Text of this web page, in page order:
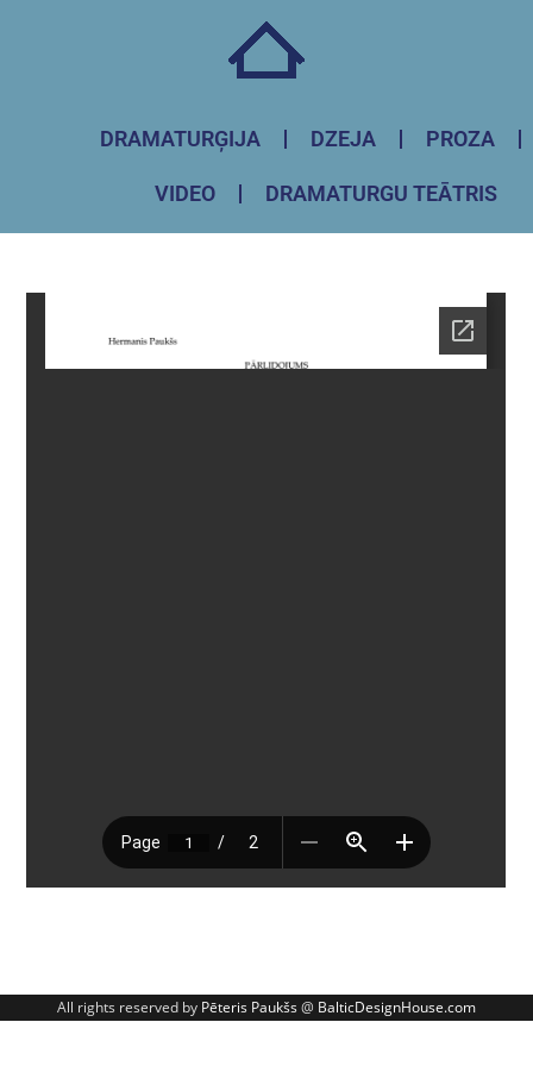
DRAMATURĢIJA DZEJA PROZA
VIDEO DRAMATURGU TEĀTRIS
All rights reserved by Pēteris Paukšs@ BalticDesignHouse.com